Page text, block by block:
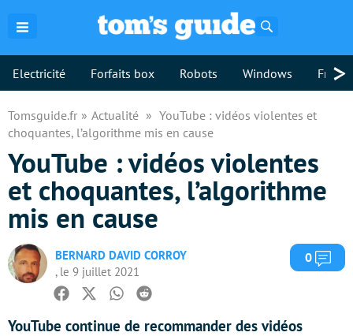
Electricité Forfaits box Robots Windows >
Tomsguide.fr Actualité
YouTube : vidéos violentes et
choquantes, l’algorithme mis en cause
YouTube : vidéos violentes
et choquantes, l’algorithme
mis en cause
BERNARD DAVID CORROY
, le 9 juillet 2021
0
Facebook
TwitterWhatsapp
Reddit
YouTube continue de recommander des vidéos